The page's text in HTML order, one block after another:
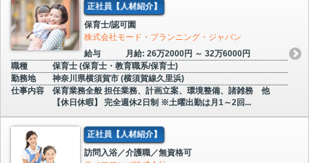
正社員【人材紹介】
保育士/認可園
株式会社モード・プランニング・ジャパン
給与
月給: 26万2000円 ～ 32万6000円
職種
保育士 (保育士・教育職系/保育士)
勤務地
神奈川県横須賀市 (横須賀線久里浜)
仕事内容
保育業務全般 担任業務、計画立案、環境整備、諸雑務 他
【休日休暇】 完全週休2日制 ※土曜出勤は月1～2回...
正社員【人材紹介】
訪問入浴／介護職／無資格可